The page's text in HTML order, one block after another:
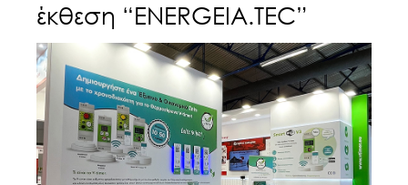
έκθεση “ENERGEIA.TEC”